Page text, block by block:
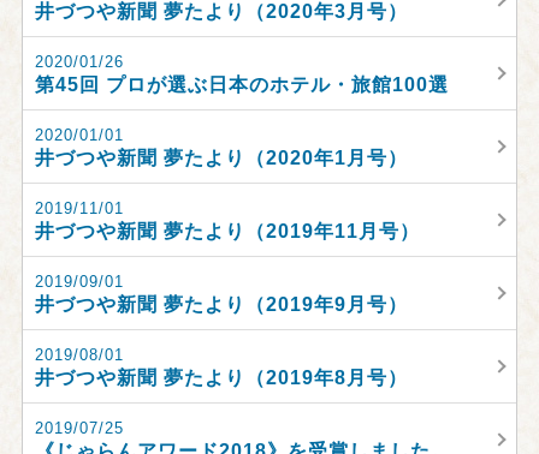
井づつや新聞 夢たより（2020年3月号）
2020/01/26
第45回 プロが選ぶ日本のホテル・旅館100選
2020/01/01
井づつや新聞 夢たより（2020年1月号）
2019/11/01
井づつや新聞 夢たより（2019年11月号）
2019/09/01
井づつや新聞 夢たより（2019年9月号）
2019/08/01
井づつや新聞 夢たより（2019年8月号）
2019/07/25